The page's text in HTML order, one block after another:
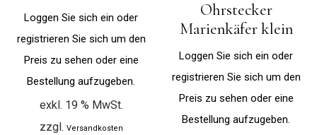
Loggen Sie sich ein oder
registrieren Sie sich um den
Preis zu sehen oder eine
Bestellung aufzugeben.
exkl. 19 % MwSt.
zzgl. Versandkosten
Ohrstecker
Marienkäfer klein
Loggen Sie sich ein oder
registrieren Sie sich um den
Preis zu sehen oder eine
Bestellung aufzugeben.